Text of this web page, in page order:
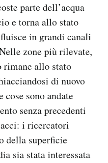
parte dell’acqua
e torna allo stato
in grandi canali
zone più rilevate,
rimane allo stato
di nuovo
cose sono andate
senza precedenti
i ricercatori
della superficie
sia stata interessata